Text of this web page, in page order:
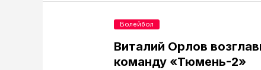
Виталий Орлов
команду «Тюмень-2»
Волейбол